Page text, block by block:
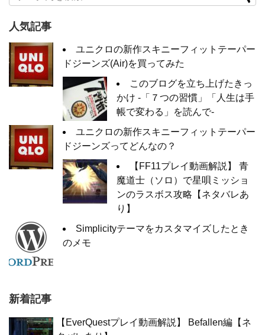
人気記事
ユニクロの新作スキニーフィットテーパー
ドジーンズ(Air)を買ってみた
このブログを立ち上げたきっ
かけ -「７つの習慣」「人生は手
帳で変わる」を読んで-
ユニクロの新作スキニーフィットテーパー
ドジーンズってどんなの？
【FF11プレイ動画解説】 青
魔道士（ソロ）で星唄ミッショ
ンのラスボス攻略【ネタバレあ
り】
Simplicityテーマをカスタマイズしたとき
のメモ
新着記事
【EverQuestプレイ動画解説】 Befallen編【ネ